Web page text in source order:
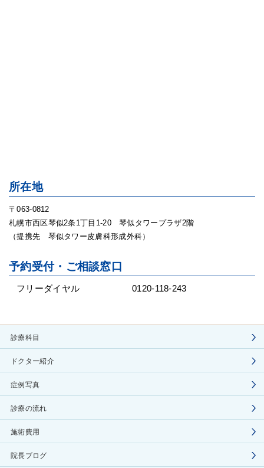
所在地
〒063-0812
札幌市西区琴似2条1丁目1-20 琴似タワープラザ2階
（提携先 琴似タワー皮膚科形成外科）
予約受付・ご相談窓口
フリーダイヤル 0120-118-243
診療科目
ドクター紹介
症例写真
診療の流れ
施術費用
院長ブログ